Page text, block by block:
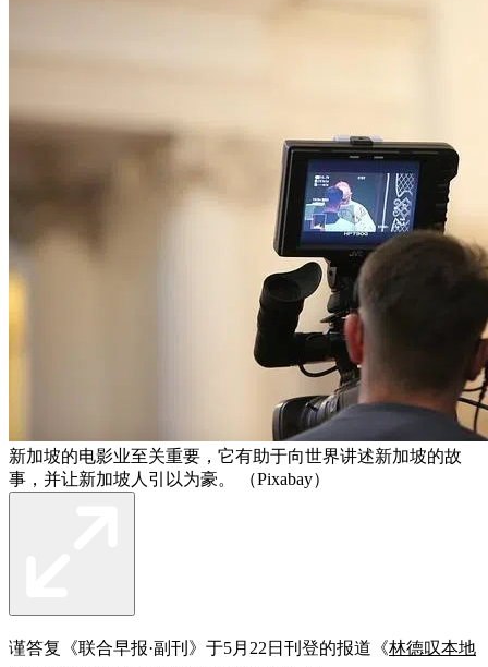
新加坡的电影业至关重要，它有助于向世界讲述新加坡的故
事，并让新加坡人引以为豪。 （Pixabay）
谨答复《联合早报·副刊》于5月22日刊登的报道《林德叹本地